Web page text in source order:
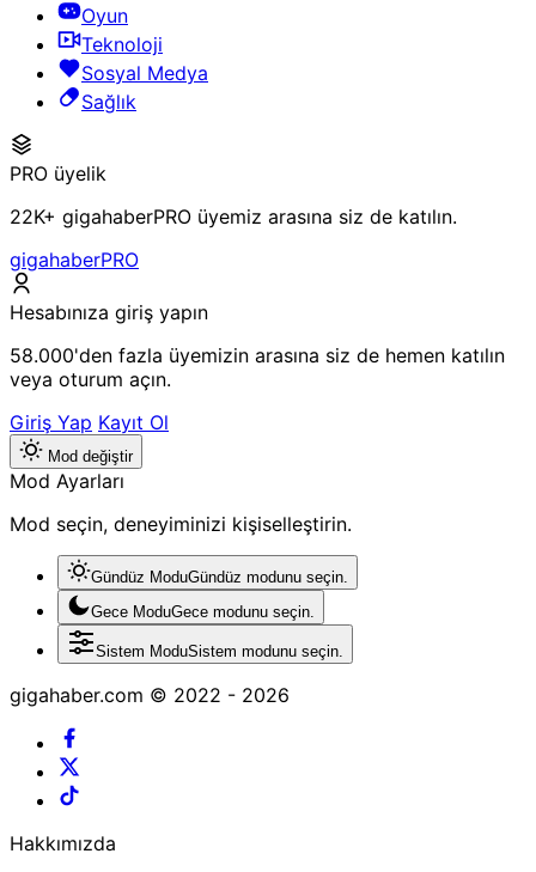
Oyun
Teknoloji
Sosyal Medya
Sağlık
PRO üyelik
22K+ gigahaberPRO üyemiz arasına siz de katılın.
gigahaberPRO
Hesabınıza giriş yapın
58.000'den fazla üyemizin arasına siz de hemen katılın
veya oturum açın.
Giriş Yap Kayıt Ol
Mod değiştir
Mod Ayarları
Mod seçin, deneyiminizi kişiselleştirin.
Gündüz ModuGündüz modunu seçin.
Gece ModuGece modunu seçin.
Sistem ModuSistem modunu seçin.
gigahaber.com © 2022 - 2026
Hakkımızda